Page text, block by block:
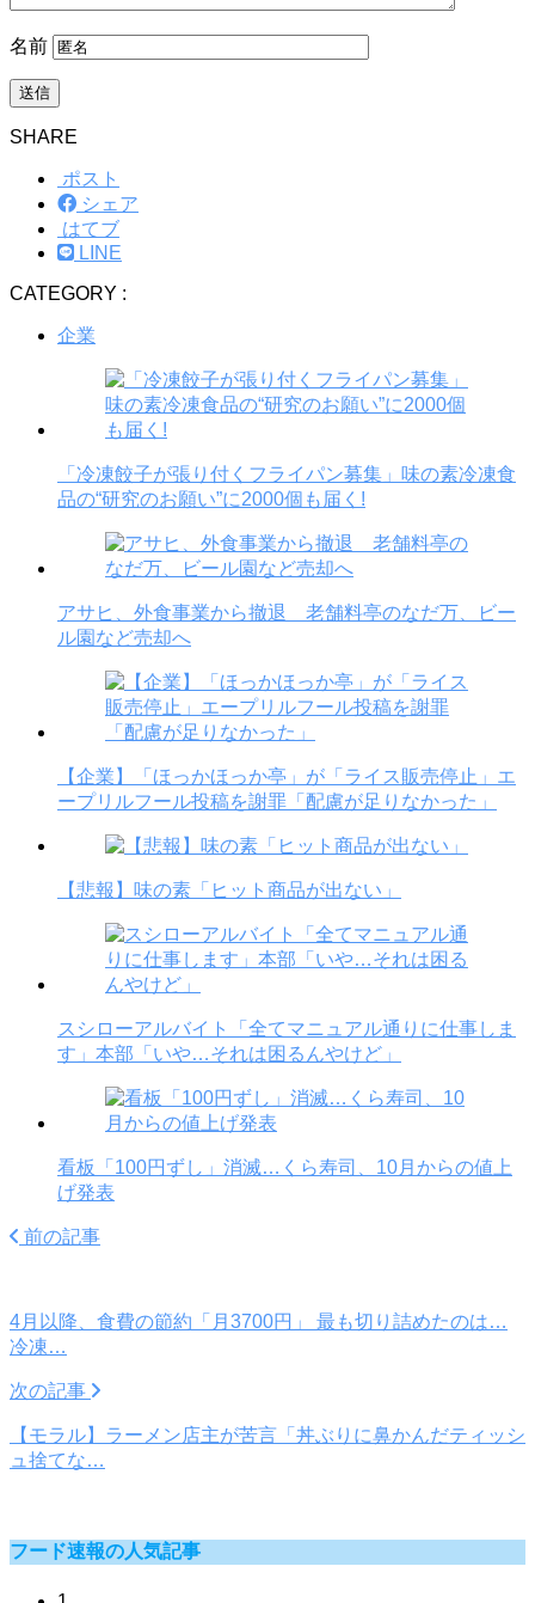
名前
SHARE
ポスト
シェア
はてブ
LINE
CATEGORY :
企業
「冷凍餃子が張り付くフライパン募集」味の素冷凍食
品の“研究のお願い”に2000個も届く!
アサヒ、外食事業から撤退 老舗料亭のなだ万、ビー
ル園など売却へ
【企業】「ほっかほっか亭」が「ライス販売停止」エ
ープリルフール投稿を謝罪「配慮が足りなかった」
【悲報】味の素「ヒット商品が出ない」
スシローアルバイト「全てマニュアル通りに仕事しま
す」本部「いや…それは困るんやけど」
看板「100円ずし」消滅…くら寿司、10月からの値上
げ発表
前の記事
4月以降、食費の節約「月3700円」 最も切り詰めたのは…
冷凍…
次の記事
【モラル】ラーメン店主が苦言「丼ぶりに鼻かんだティッシ
ュ捨てな…
フード速報の人気記事